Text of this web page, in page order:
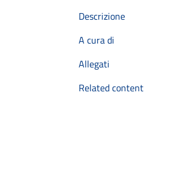
Descrizione
A cura di
Allegati
Related content